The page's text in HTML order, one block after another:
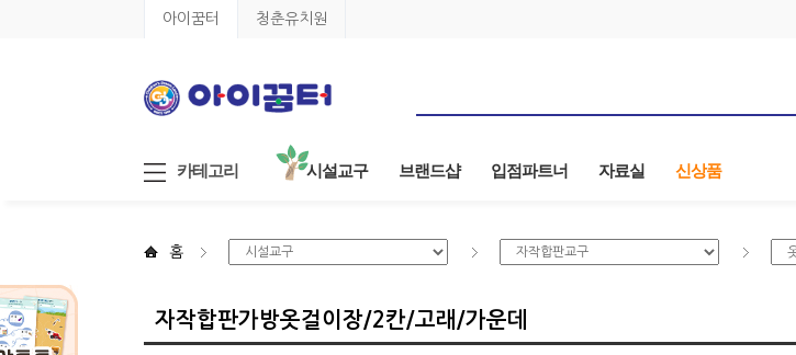
아이꿈터 청춘유치원
카테고리 시설교구 브랜드샵 입점파트너 자료실 신상품
홈
자작합판가방옷걸이장/2칸/고래/가운데